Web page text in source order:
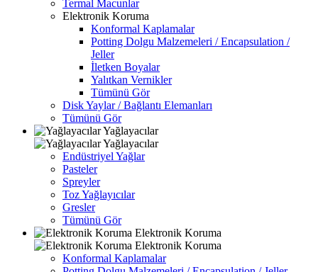
Termal Macunlar
Elektronik Koruma
Konformal Kaplamalar
Potting Dolgu Malzemeleri / Encapsulation /
Jeller
İletken Boyalar
Yalıtkan Vernikler
Tümünü Gör
Disk Yaylar / Bağlantı Elemanları
Tümünü Gör
Yağlayacılar
Yağlayacılar
Endüstriyel Yağlar
Pasteler
Spreyler
Toz Yağlayıcılar
Gresler
Tümünü Gör
Elektronik Koruma
Elektronik Koruma
Konformal Kaplamalar